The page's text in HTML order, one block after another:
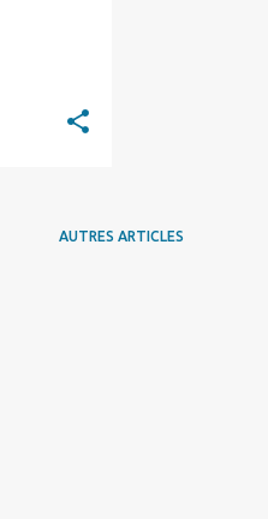
AUTRES ARTICLES